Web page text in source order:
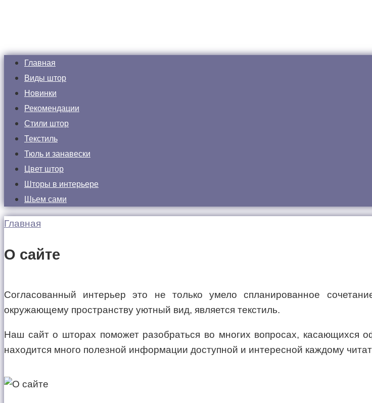
Главная
Виды штор
Новинки
Рекомендации
Стили штор
Текстиль
Тюль и занавески
Цвет штор
Шторы в интерьере
Шьем сами
Главная
О сайте
Согласованный интерьер это не только умело спланированное
окружающему пространству уютный вид, является текстиль.
Наш сайт о шторах поможет разобраться во многих вопросах, касающихся
находится много полезной информации доступной и интересной каждому